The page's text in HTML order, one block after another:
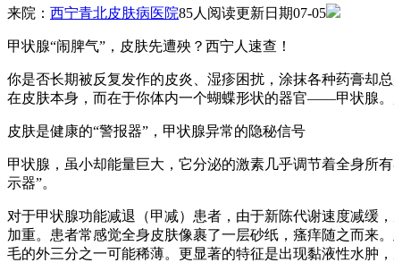
来院： 西宁青北皮肤病医院85人阅读更新日期07-05
甲状腺“闹脾气”，皮肤先遭殃？西宁人速查！
你是否长期被反复发作的皮炎、湿疹困扰，涂抹各种药膏却
在皮肤本身，而在于你体内一个蝴蝶形状的器官——甲状腺。
皮肤是健康的“警报器”，甲状腺异常的隐秘信号
甲状腺，虽小却能量巨大，它分泌的激素几乎调节着全身所
示器”。
对于甲状腺功能减退（甲减）患者，由于新陈代谢速度减缓
加重。患者常感觉全身皮肤像裹了一层砂纸，瘙痒随之而来
毛的外三分之一可能稀薄。更显著的特征是出现黏液性水肿